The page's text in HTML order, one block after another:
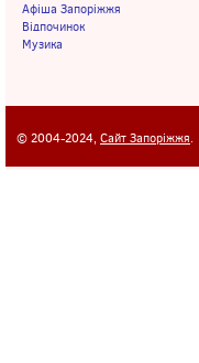
Афіша Запоріжжя
Відпочинок
Музика
© 2004-2024, Сайт Запоріжжя.